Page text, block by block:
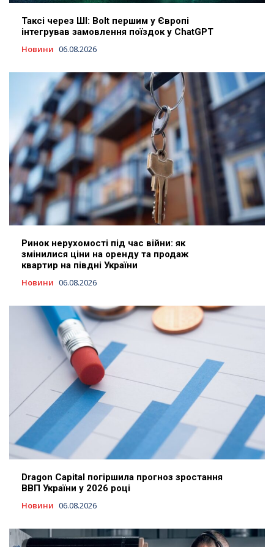
Таксі через ШІ: Bolt першим у Європі
інтегрував замовлення поїздок у ChatGPT
Новини 06.08.2026
Ринок нерухомості під час війни: як
змінилися ціни на оренду та продаж
квартир на півдні України
Новини 06.08.2026
Dragon Capital погіршила прогноз зростання
ВВП України у 2026 році
Новини 06.08.2026